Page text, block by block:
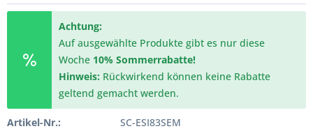
Achtung:
Auf ausgewählte Produkte gibt es nur diese
Woche 10% Sommerrabatte!
Hinweis: Rückwirkend können keine Rabatte
geltend gemacht werden.
Artikel-Nr.:
SC-ESI83SEM